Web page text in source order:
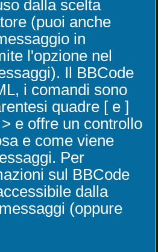
dalla scelta
(puoi anche
in
l'opzione nel
Il BBCode
i comandi sono
quadre [ e ]
e offre un controllo
e come viene
Per
sul BBCode
dalla
(oppure